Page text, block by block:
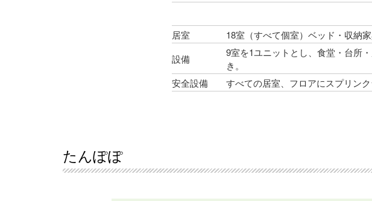
居室
18室（すべて個室）ベッド・収納
設備
9室を1ユニットとし、食堂・台所
き。
安全設備
すべての居室、フロアにスプリン
たんぽぽ